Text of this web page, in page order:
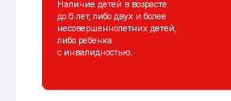
Наличие детей в возрасте
до 6 лет, либо двух и более
несовершеннолетних детей,
либо ребенка
с инвалидностью.